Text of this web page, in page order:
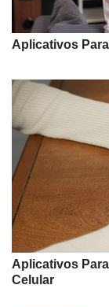
Aplicativos
Aplicativos
Celular